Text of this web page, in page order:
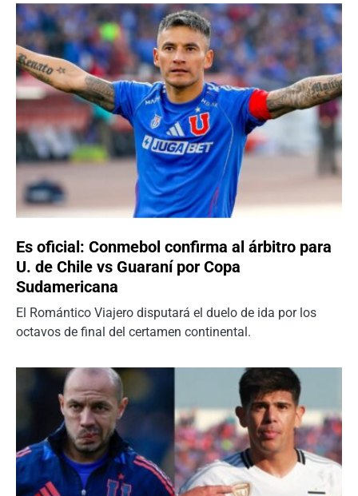
Es oficial: Conmebol confirma al árbitro para
U. de Chile vs Guaraní por Copa
Sudamericana
El Romántico Viajero disputará el duelo de ida por los
octavos de final del certamen continental.